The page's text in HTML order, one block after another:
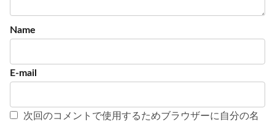
次回のコメントで使用するためブラウザーに自分の名